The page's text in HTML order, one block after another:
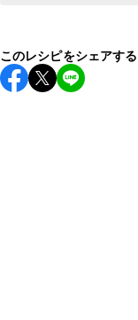
このレシピをシェアする